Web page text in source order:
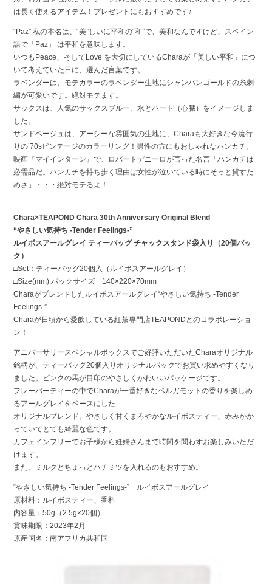
は長く使えるアイテム！プレゼントにもおすすめです♪
“Paz” 私の本名は、“美”しいに平和の“和”で、美和なんですけど、スペイン
語で「Paz」 は平和を意味します。
いつもPeace、そしてLove を大切にしているCharaが「美しい平和」につ
いて考えていた日に、選んだ言葉です。
ラベンダーは、モテカラーのラベンダー生地にシャンパンゴールドの糸刺
繍が可愛いです。絶対モテます。
サックスは、人気のサックスブルー、水とハート（心臓）をイメージしま
した。
サンドベージュは、アーシーな雰囲気の生地に、Charaも大好きな今流行
りの’70sビンテージのカラーリング！男性の方にもおしゃれなハンカチ。
映画『マイインターン』で、ロバートデニーロが言った名言「ハンカチは
必需品だ。ハンカチを持ち歩く理由は女性が泣いている時にそっと貸すた
めさ」・・・絶対モテるよ！
Chara×TEAPOND Chara 30th Anniversary Original Blend
“やさしい気持ち -Tender Feelings-”
ルイボスアールグレイ ティーバッグ チャックスタンド袋入り（20個パッ
ク）
□Set：ティーバッグ20個入（ルイボスアールグレイ）
□Size(mm):パックサイズ 140×220×70mm
Charaがブレンドしたルイボスアールグレイ“やさしい気持ち -Tender
Feelings-”
Charaが日頃から愛飲している紅茶専門店TEAPONDとのコラボレーショ
ン！
アニバーサリースペシャルボックスでご好評いただいたCharaオリジナル
銘柄が、ティーバッグ20個入りオリジナルパックでお買い求めやすくなり
ました。ピンクの馬が目印のやさしくかわいいパッケージです。
フレーバーティーの中でCharaが一番好きなベルガモットの香りを楽しめ
るアールグレイをベースにした
オリジナルブレンド。やさしく甘くまろやかなルイボスティー、赤みかか
っていてとても綺麗な色です。
カフェインフリーでお子様から妊婦さんまで時間を問わずお楽しみいただ
けます。
また、ミルクとちょっとハチミツを入れるのもおすすめ。
“やさしい気持ち -Tender Feelings-” ルイボスアールグレイ
原材料：ルイボスティー、香料
内容量：50g（2.5g×20個）
賞味期限：2023年2月
原産国名：南アフリカ共和国